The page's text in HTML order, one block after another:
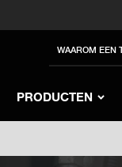
WAAROM EEN
PRODUCTEN
Switch to Sweden